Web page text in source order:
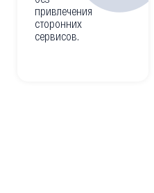
привлечения
сторонних
сервисов.